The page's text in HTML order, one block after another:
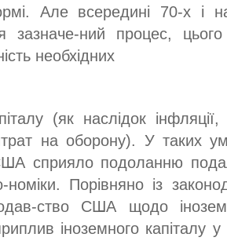
Але всередині 70-х і
зазначе-ний процес,
необхідних
(як наслідок
на оборону). У таких
сприяло подоланню
номіки. Порівняно із
ство США щодо
іноземного капіталу у